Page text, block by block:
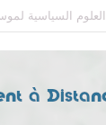
2026